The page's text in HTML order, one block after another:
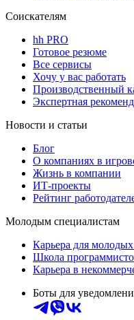
Соискателям
hh PRO
Готовое резюме
Все сервисы
Хочу у вас работать
Производственный
Экспертная
Новости и статьи
Блог
О компаниях в
Жизнь в компании
ИТ-проекты
Рейтинг
Молодым специалистам
Карьера для
Школа
Карьера в
Боты для